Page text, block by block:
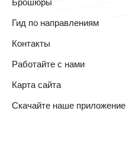
Гид по направлениям
Контакты
Работайте с нами
Карта сайта
Скачайте наше приложение